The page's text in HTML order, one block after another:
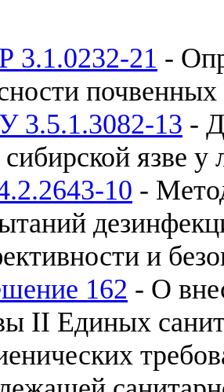
3.1.0232-21 -
3.5.1.3082-13 -
язве у
10 -
и
162 - О
II Единых